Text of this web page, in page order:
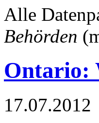
Alle
Behörden
Ontario:
17.07.2012